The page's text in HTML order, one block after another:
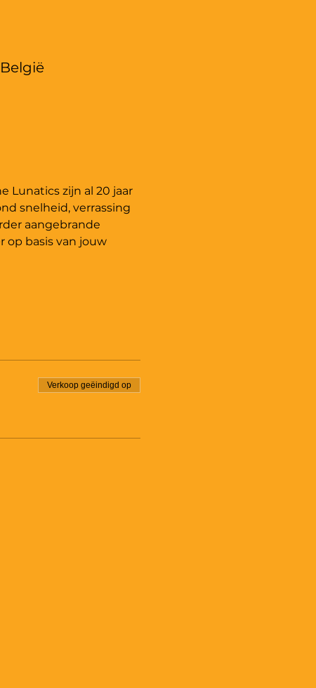
Lunatics zijn al 20 jaar
snelheid, verrassing
aangebrande
op basis van jouw
Verkoop geëindigd op